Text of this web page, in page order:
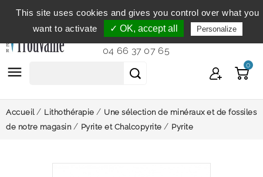
Service clientèle
du lundi au vendredi de 9h à 12h et
de 14h à 18h...
04 66 37 07 65
 0
Accueil Lithothérapie
Une sélection de minéraux et de fossiles
de notre magasin
Pyrite et Chalcopyrite Pyrite
This site uses cookies and gives you control over what you
want to activate
✓ OK, accept all Personalize